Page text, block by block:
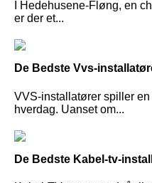
I Hedehusene-Fløng, en
er der et...
De Bedste Vvs-
VVS-installatører spiller
hverdag. Uanset om...
De Bedste Kabel-tv-